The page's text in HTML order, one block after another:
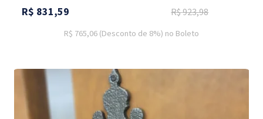
R$923,98
R$ 831,59
R$ 765,06 (Desconto de 8%) no Boleto